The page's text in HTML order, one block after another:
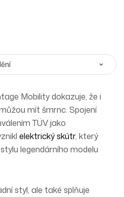
Mobility dokazuje, že i
mít šmrnc. Spojení
TÜV jako
elektrický skútr, který
legendárního modelu
styl, ale také splňuje